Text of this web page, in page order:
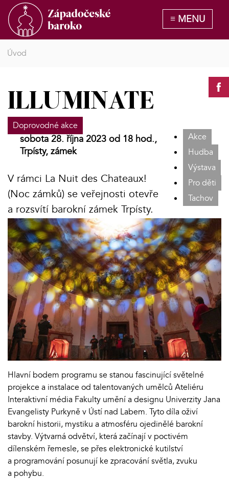
Úvod
ILLUMINATE
Doprovodné akce
Akce
Hudba
Výstava
Pro děti
Tachov
sobota 28. října 2023 od 18 hod.,
Trpísty, zámek
V rámci La Nuit des Chateaux!
(Noc zámků) se veřejnosti otevře
a rozsvítí barokní zámek Trpísty.
Hlavní bodem programu se stanou fascinující světelné
projekce a instalace od talentovaných umělců Ateliéru
Interaktivní média Fakulty umění a designu Univerzity Jana
Evangelisty Purkyně v Ústí nad Labem. Tyto díla oživí
barokní historii, mystiku a atmosféru ojedinělé barokní
stavby. Výtvarná odvětví, která začínají v poctivém
dílenském řemesle, se přes elektronické kutilství
a programování posunují ke zpracování světla, zvuku
a pohybu.